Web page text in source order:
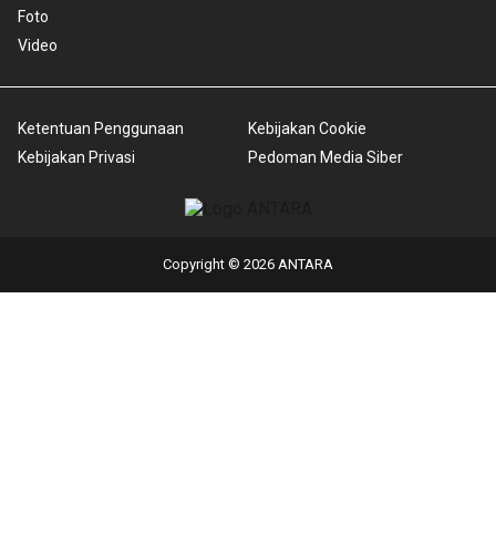
Foto
Video
Ketentuan Penggunaan
Kebijakan Privasi
Kebijakan Cookie
Pedoman Media Siber
Copyright © 2026 ANTARA